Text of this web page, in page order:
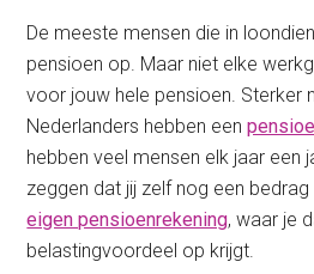
De meeste mensen die in
pensioen op. Maar niet elke
voor jouw hele pensioen. Sterker
Nederlanders hebben een
hebben veel mensen elk jaar een
zeggen dat jij zelf nog een
eigen pensioenrekening, waar je
belastingvoordeel op krijgt.